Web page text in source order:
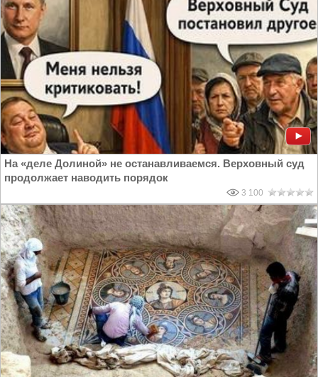
На «деле Долиной» не останавливаемся. Верховный суд
продолжает наводить порядок
3 100